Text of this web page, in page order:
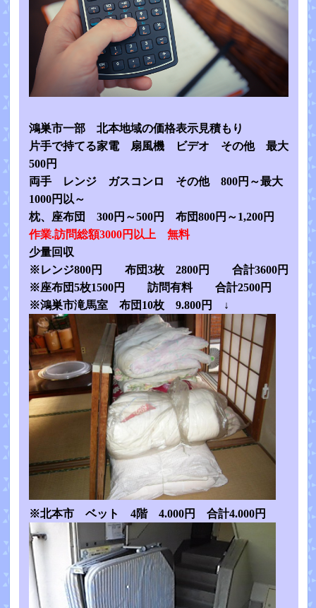
鴻巣市一部 北本地域の価格表示見積もり
片手で持てる家電 扇風機 ビデオ その他 最大
500円
両手 レンジ ガスコンロ その他 800円～最大
1000円以～
枕、座布団 300円～500円 布団800円～1,200円
作業.訪問総額3000円以上 無料
少量回収
※レンジ800円 布団3枚 2800円 合計3600円
※座布団5枚1500円 訪問有料 合計2500円
※鴻巣市滝馬室 布団10枚 9.800円 ↓
※北本市 ベット 4階 4.000円 合計4.000円